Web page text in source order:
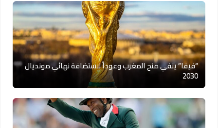
“فيفا” ينفي منح المغرب وعوداً لاستضافة نهائي مونديال
2030